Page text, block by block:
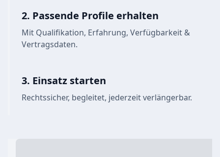
2. Passende Profile erhalten
Mit Qualifikation, Erfahrung, Verfügbarkeit &
Vertragsdaten.
3. Einsatz starten
Rechtssicher, begleitet, jederzeit verlängerbar.